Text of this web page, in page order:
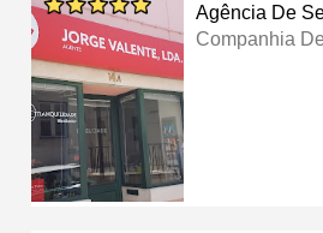
Agência De
Companhia